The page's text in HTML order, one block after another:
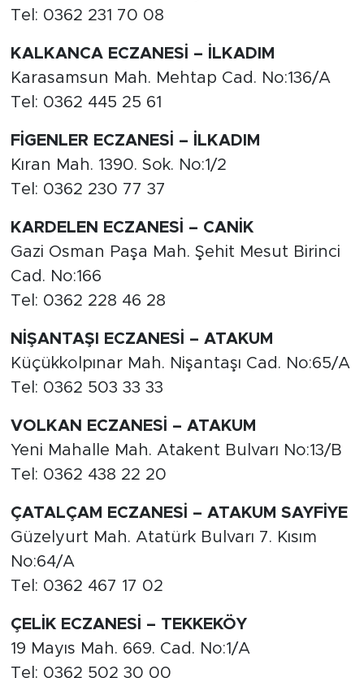
Tel: 0362 231 70 08
KALKANCA ECZANESİ – İLKADIM
Karasamsun Mah. Mehtap Cad. No:136/A
Tel: 0362 445 25 61
FİGENLER ECZANESİ – İLKADIM
Kıran Mah. 1390. Sok. No:1/2
Tel: 0362 230 77 37
KARDELEN ECZANESİ – CANİK
Gazi Osman Paşa Mah. Şehit Mesut Birinci
Cad. No:166
Tel: 0362 228 46 28
NİŞANTAŞI ECZANESİ – ATAKUM
Küçükkolpınar Mah. Nişantaşı Cad. No:65/A
Tel: 0362 503 33 33
VOLKAN ECZANESİ – ATAKUM
Yeni Mahalle Mah. Atakent Bulvarı No:13/B
Tel: 0362 438 22 20
ÇATALÇAM ECZANESİ – ATAKUM SAYFİYE
Güzelyurt Mah. Atatürk Bulvarı 7. Kısım
No:64/A
Tel: 0362 467 17 02
ÇELİK ECZANESİ – TEKKEKÖY
19 Mayıs Mah. 669. Cad. No:1/A
Tel: 0362 502 30 00